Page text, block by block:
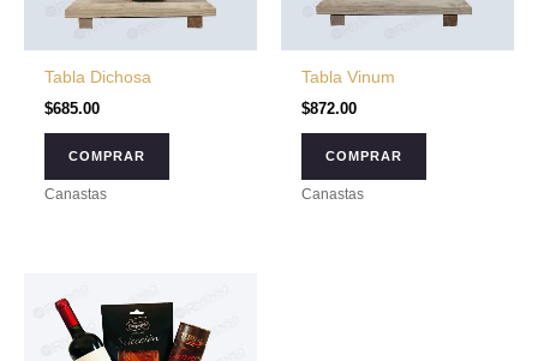
Tabla Dichosa
$685.00
COMPRAR
Canastas
Tabla Vinum
$872.00
COMPRAR
Canastas